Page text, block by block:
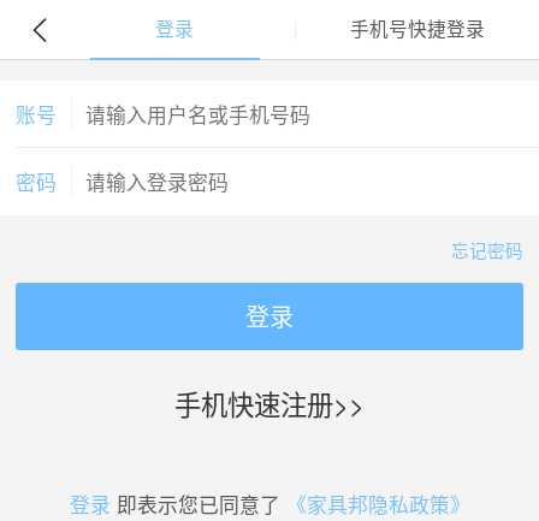
登录 手机号快捷登录
账号
密码
忘记密码
登录
手机快速注册>>
登录 即表示您已同意了 《家具邦隐私政策》